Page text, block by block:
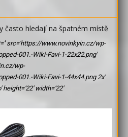
často hledají na špatném místě
src='https://www.novinkyin.cz/wp-
001.-Wiki-Favi-1-22x22.png'
wp-
001.-Wiki-Favi-1-44x44.png 2x'
height='22' width='22'